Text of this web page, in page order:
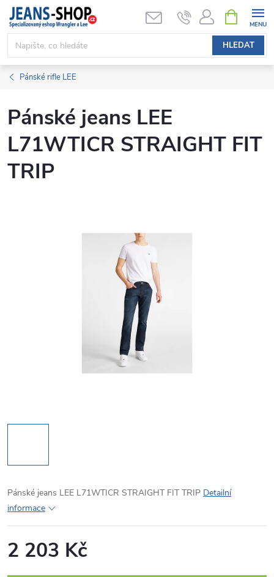
Přejít
obsah
HLEDAT
NÁKUPNÍ
KOŠÍK
Pánské rifle LEE
Pánské jeans LEE
L71WTICR STRAIGHT FIT
TRIP
Pánské jeans LEE L71WTICR STRAIGHT FIT TRIP Detailní
informace
2 203 Kč